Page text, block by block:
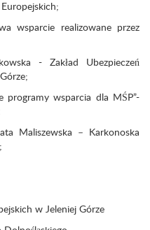
wsparcie realizowane przez
- Zakład Ubezpieczeń
programy wsparcia dla MŚP”-
Maliszewska – Karkonoska
w Jeleniej Górze